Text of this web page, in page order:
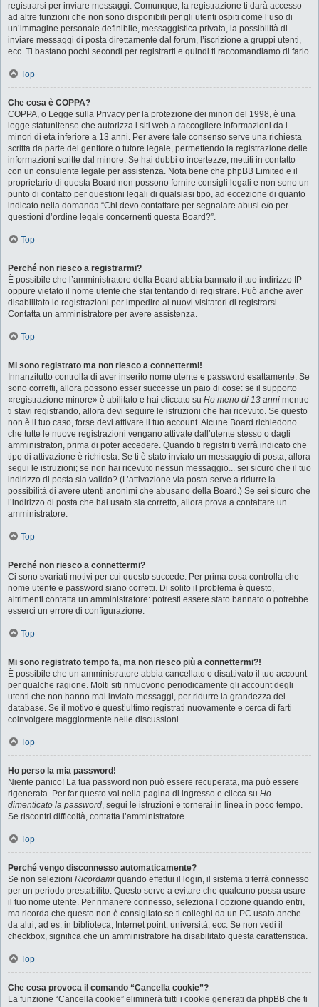
registrarsi per inviare messaggi. Comunque, la registrazione ti darà accesso
ad altre funzioni che non sono disponibili per gli utenti ospiti come l’uso di
un’immagine personale definibile, messaggistica privata, la possibilità di
inviare messaggi di posta direttamente dal forum, l’iscrizione a gruppi utenti,
ecc. Ti bastano pochi secondi per registrarti e quindi ti raccomandiamo di farlo.
Top
Che cosa è COPPA?
COPPA, o Legge sulla Privacy per la protezione dei minori del 1998, è una
legge statunitense che autorizza i siti web a raccogliere informazioni da i
minori di età inferiore a 13 anni. Per avere tale consenso serve una richiesta
scritta da parte del genitore o tutore legale, permettendo la registrazione delle
informazioni scritte dal minore. Se hai dubbi o incertezze, mettiti in contatto
con un consulente legale per assistenza. Nota bene che phpBB Limited e il
proprietario di questa Board non possono fornire consigli legali e non sono un
punto di contatto per questioni legali di qualsiasi tipo, ad eccezione di quanto
indicato nella domanda “Chi devo contattare per segnalare abusi e/o per
questioni d’ordine legale concernenti questa Board?”.
Top
Perché non riesco a registrarmi?
È possibile che l’amministratore della Board abbia bannato il tuo indirizzo IP
oppure vietato il nome utente che stai tentando di registrare. Può anche aver
disabilitato le registrazioni per impedire ai nuovi visitatori di registrarsi.
Contatta un amministratore per avere assistenza.
Top
Mi sono registrato ma non riesco a connettermi!
Innanzitutto controlla di aver inserito nome utente e password esattamente. Se
sono corretti, allora possono esser successe un paio di cose: se il supporto
«registrazione minore» è abilitato e hai cliccato su Ho meno di 13 anni mentre
ti stavi registrando, allora devi seguire le istruzioni che hai ricevuto. Se questo
non è il tuo caso, forse devi attivare il tuo account. Alcune Board richiedono
che tutte le nuove registrazioni vengano attivate dall’utente stesso o dagli
amministratori, prima di poter accedere. Quando ti registri ti verrà indicato che
tipo di attivazione è richiesta. Se ti è stato inviato un messaggio di posta, allora
segui le istruzioni; se non hai ricevuto nessun messaggio... sei sicuro che il tuo
indirizzo di posta sia valido? (L’attivazione via posta serve a ridurre la
possibilità di avere utenti anonimi che abusano della Board.) Se sei sicuro che
l’indirizzo di posta che hai usato sia corretto, allora prova a contattare un
amministratore.
Top
Perché non riesco a connettermi?
Ci sono svariati motivi per cui questo succede. Per prima cosa controlla che
nome utente e password siano corretti. Di solito il problema è questo,
altrimenti contatta un amministratore: potresti essere stato bannato o potrebbe
esserci un errore di configurazione.
Top
Mi sono registrato tempo fa, ma non riesco più a connettermi?!
È possibile che un amministratore abbia cancellato o disattivato il tuo account
per qualche ragione. Molti siti rimuovono periodicamente gli account degli
utenti che non hanno mai inviato messaggi, per ridurre la grandezza del
database. Se il motivo è quest’ultimo registrati nuovamente e cerca di farti
coinvolgere maggiormente nelle discussioni.
Top
Ho perso la mia password!
Niente panico! La tua password non può essere recuperata, ma può essere
rigenerata. Per far questo vai nella pagina di ingresso e clicca su Ho
dimenticato la password, segui le istruzioni e tornerai in linea in poco tempo.
Se riscontri difficoltà, contatta l’amministratore.
Top
Perché vengo disconnesso automaticamente?
Se non selezioni Ricordami quando effettui il login, il sistema ti terrà connesso
per un periodo prestabilito. Questo serve a evitare che qualcuno possa usare
il tuo nome utente. Per rimanere connesso, seleziona l’opzione quando entri,
ma ricorda che questo non è consigliato se ti colleghi da un PC usato anche
da altri, ad es. in biblioteca, Internet point, università, ecc. Se non vedi il
checkbox, significa che un amministratore ha disabilitato questa caratteristica.
Top
Che cosa provoca il comando “Cancella cookie”?
La funzione “Cancella cookie” eliminerà tutti i cookie generati da phpBB che ti